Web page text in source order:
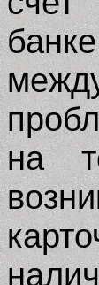
на